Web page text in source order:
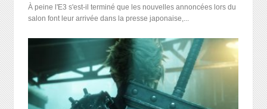
À peine l'E3 s'est-il terminé que les nouvelles annoncées lors du
salon font leur arrivée dans la presse japonaise,...